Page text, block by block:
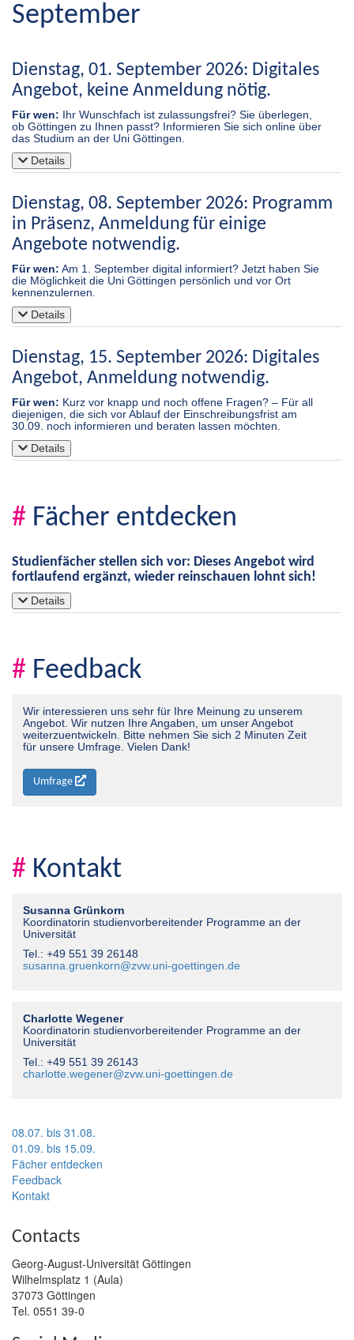
September
Dienstag, 01. September 2026: Digitales
Angebot, keine Anmeldung nötig.
Für wen: Ihr Wunschfach ist zulassungsfrei? Sie überlegen,
ob Göttingen zu Ihnen passt? Informieren Sie sich online über
das Studium an der Uni Göttingen.
Details
Dienstag, 08. September 2026: Programm
in Präsenz, Anmeldung für einige
Angebote notwendig.
Für wen: Am 1. September digital informiert? Jetzt haben Sie
die Möglichkeit die Uni Göttingen persönlich und vor Ort
kennenzulernen.
Details
Dienstag, 15. September 2026: Digitales
Angebot, Anmeldung notwendig.
Für wen: Kurz vor knapp und noch offene Fragen? – Für all
diejenigen, die sich vor Ablauf der Einschreibungsfrist am
30.09. noch informieren und beraten lassen möchten.
Details
# Fächer entdecken
Studienfächer stellen sich vor: Dieses Angebot wird
fortlaufend ergänzt, wieder reinschauen lohnt sich!
Details
# Feedback
Wir interessieren uns sehr für Ihre Meinung zu unserem
Angebot. Wir nutzen Ihre Angaben, um unser Angebot
weiterzuentwickeln. Bitte nehmen Sie sich 2 Minuten Zeit
für unsere Umfrage. Vielen Dank!
Umfrage
# Kontakt
Susanna Grünkorn
Koordinatorin studien­vorbereitender Programme an der
Universität
Tel.: +49 551 39 26148
susanna.gruenkorn@zvw.uni-goettingen.de
Charlotte Wegener
Koordinatorin studien­vorbereitender Programme an der
Universität
Tel.: +49 551 39 26143
charlotte.wegener@zvw.uni-goettingen.de
08.07. bis 31.08.
01.09. bis 15.09.
Fächer entdecken
Feedback
Kontakt
Contacts
Georg-August-Universität Göttingen
Wilhelmsplatz 1 (Aula)
37073 Göttingen
Tel. 0551 39-0